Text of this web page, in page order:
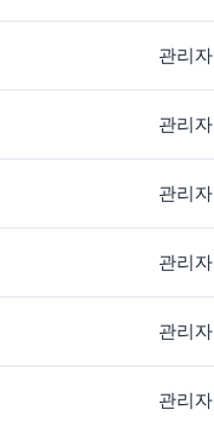
관리자
관리자
관리자
관리자
관리자
관리자